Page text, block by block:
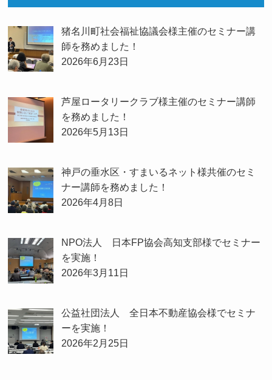
猪名川町社会福祉協議会様主催のセミナー講
師を務めました！
2026年6月23日
芦屋ロータリークラブ様主催のセミナー講師
を務めました！
2026年5月13日
神戸の垂水区・すまいるネット様共催のセミ
ナー講師を務めました！
2026年4月8日
NPO法人 日本FP協会高知支部様でセミナー
を実施！
2026年3月11日
公益社団法人 全日本不動産協会様でセミナ
ーを実施！
2026年2月25日